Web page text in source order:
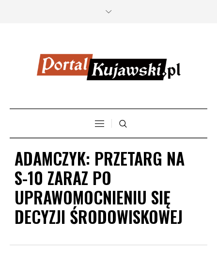
ADAMCZYK: PRZETARG NA
S-10 ZARAZ PO
UPRAWOMOCNIENIU SIĘ
DECYZJI ŚRODOWISKOWEJ